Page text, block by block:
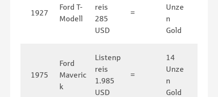
1927
Ford T-
Modell
reis
285
USD
=
Unze
n
Gold
1975
Ford
Maveric
k
Listenp
reis
1.985
USD
=
14
Unze
n
Gold